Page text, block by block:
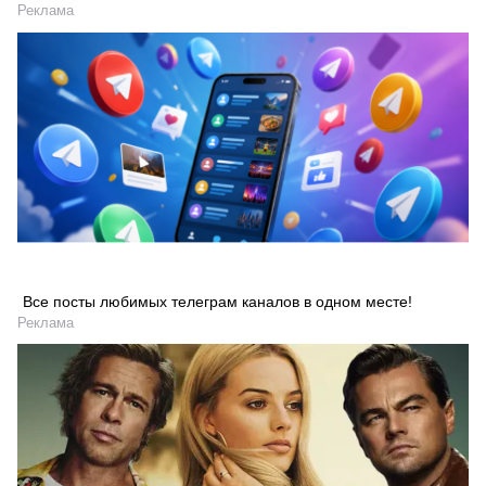
Реклама
Все посты любимых телеграм каналов в одном месте!
Реклама